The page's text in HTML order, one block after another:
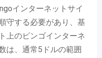
インターネットサイ
守する必要があり、基
上のビンゴインターネ
は、通常5ドルの範囲